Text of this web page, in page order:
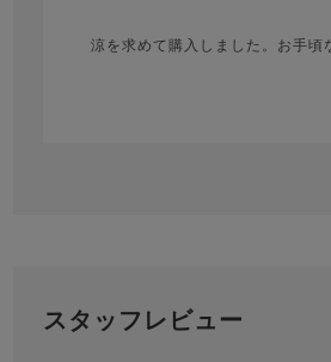
涼を求めて購入しました。お手
スタッフレビュー